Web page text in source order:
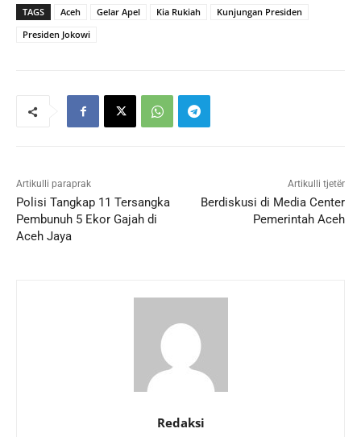
TAGS Aceh Gelar Apel Kia Rukiah
Kunjungan Presiden
Presiden Jokowi
Artikulli paraprak
Polisi Tangkap 11 Tersangka
Pembunuh 5 Ekor Gajah di
Aceh Jaya
Artikulli tjetër
Berdiskusi di Media Center
Pemerintah Aceh
Redaksi